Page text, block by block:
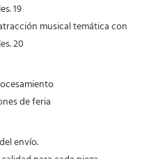
de feria
envío.